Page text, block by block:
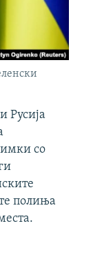
Русија
со
полиња